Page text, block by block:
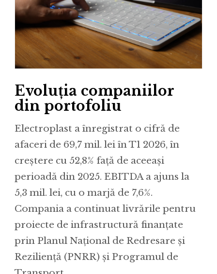
Evoluția companiilor
din portofoliu
Electroplast a înregistrat o cifră de
afaceri de 69,7 mil. lei în T1 2026, în
creștere cu 52,8% față de aceeași
perioadă din 2025. EBITDA a ajuns la
5,3 mil. lei, cu o marjă de 7,6%.
Compania a continuat livrările pentru
proiecte de infrastructură finanțate
prin Planul Național de Redresare și
Reziliență (PNRR) și Programul de